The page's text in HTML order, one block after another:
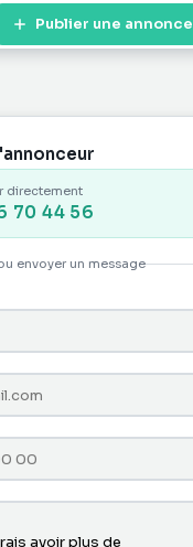
Publier une annonce
directement
70 44 56
envoyer un message